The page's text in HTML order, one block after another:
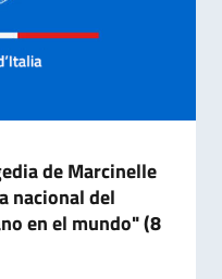
de Marcinelle
nacional del
en el mundo" (8